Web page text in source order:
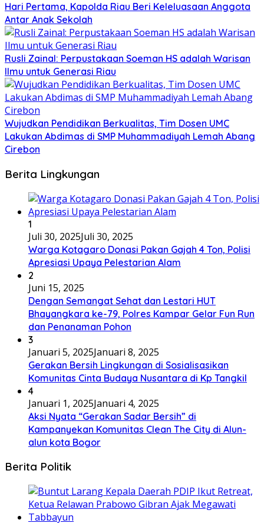
Hari Pertama, Kapolda Riau Beri Keleluasaan Anggota
Antar Anak Sekolah
Rusli Zainal: Perpustakaan Soeman HS adalah Warisan
Ilmu untuk Generasi Riau
Wujudkan Pendidikan Berkualitas, Tim Dosen UMC
Lakukan Abdimas di SMP Muhammadiyah Lemah Abang
Cirebon
Berita Lingkungan
1
Juli 30, 2025Juli 30, 2025
Warga Kotagaro Donasi Pakan Gajah 4 Ton, Polisi
Apresiasi Upaya Pelestarian Alam
2
Juni 15, 2025
Dengan Semangat Sehat dan Lestari HUT
Bhayangkara ke-79, Polres Kampar Gelar Fun Run
dan Penanaman Pohon
3
Januari 5, 2025Januari 8, 2025
Gerakan Bersih Lingkungan di Sosialisasikan
Komunitas Cinta Budaya Nusantara di Kp Tangkil
4
Januari 1, 2025Januari 4, 2025
Aksi Nyata “Gerakan Sadar Bersih” di
Kampanyekan Komunitas Clean The City di Alun-
alun kota Bogor
Berita Politik